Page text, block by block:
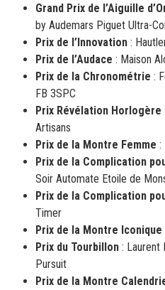
Grand Prix de l’Aiguille
by Audemars Piguet Ultra-
Prix de l’Innovation :
Prix de l’Audace : Maison
Prix de la Chronométrie :
FB 3SPC
Prix Révélation Horlogère
Artisans
Prix de la Montre Femme :
Prix de la Complication
Soir Automate Etoile de
Prix de la Complication
Timer
Prix de la Montre Iconique
Prix du Tourbillon : Laurent
Pursuit
Prix de la Montre